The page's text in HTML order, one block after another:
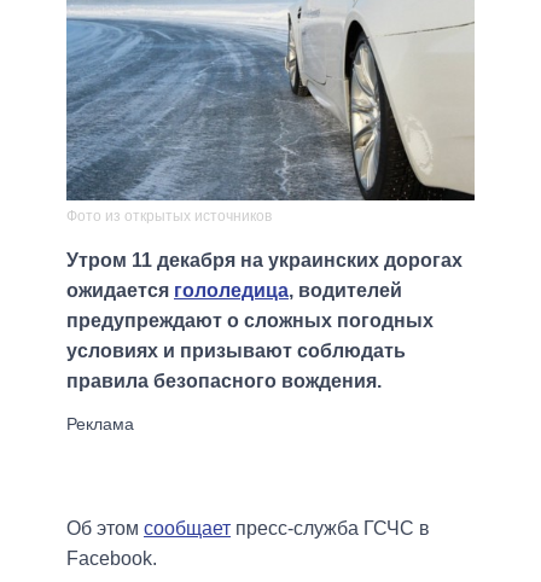
Фото из открытых источников
Утром 11 декабря на украинских дорогах
ожидается гололедица, водителей
предупреждают о сложных погодных
условиях и призывают соблюдать
правила безопасного вождения.
Об этом сообщает пресс-служба ГСЧС в
Facebook.